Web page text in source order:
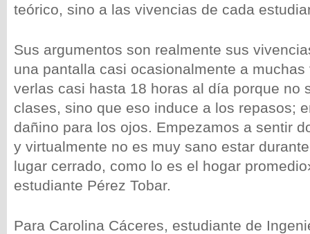
teórico, sino a las vivencias de cada
Sus argumentos son realmente sus
una pantalla casi ocasionalmente a
verlas casi hasta 18 horas al día porque no
clases, sino que eso induce a los repasos;
dañino para los ojos. Empezamos a sentir
y virtualmente no es muy sano estar
lugar cerrado, como lo es el hogar
estudiante Pérez Tobar.
Para Carolina Cáceres, estudiante de